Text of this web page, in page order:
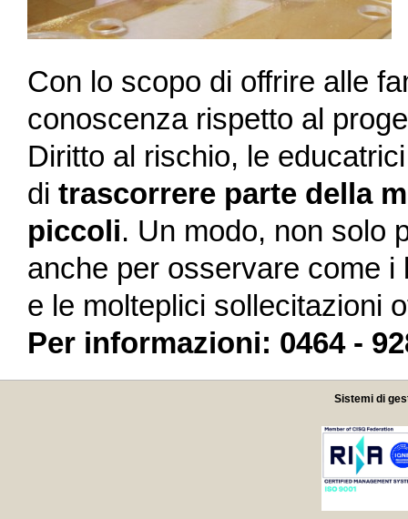
Con lo scopo di offrire alle
conoscenza rispetto al
Diritto al rischio, le
di trascorrere parte della
piccoli. Un modo, non solo
anche per osservare come
e le molteplici sollecitazioni
Per informazioni: 0464 -
Sistemi di